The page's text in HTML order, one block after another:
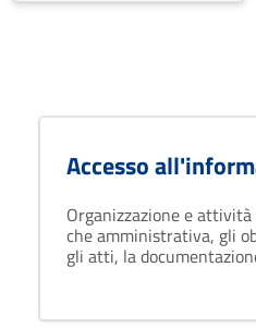
Accesso
Organizzazione e
che amministrativa, gli
gli atti, la